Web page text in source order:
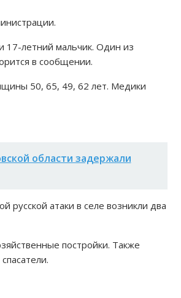
17-летний мальчик. Один из
в сообщении.
50, 65, 49, 62 лет. Медики
области задержали
русской атаки в селе возникли два
постройки. Также